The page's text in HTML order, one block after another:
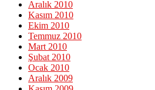
Aralık 2010
Kasım 2010
Ekim 2010
Temmuz 2010
Mart 2010
Şubat 2010
Ocak 2010
Aralık 2009